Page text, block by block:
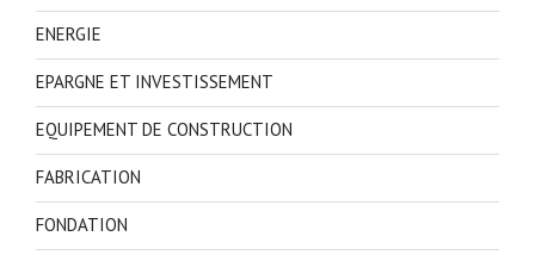
ENERGIE
EPARGNE ET INVESTISSEMENT
EQUIPEMENT DE CONSTRUCTION
FABRICATION
FONDATION